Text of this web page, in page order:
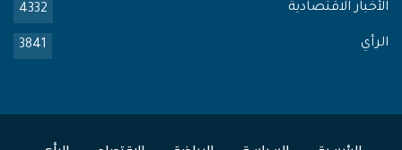
الأخبار الاقتصادية 4332
الرأي 3841